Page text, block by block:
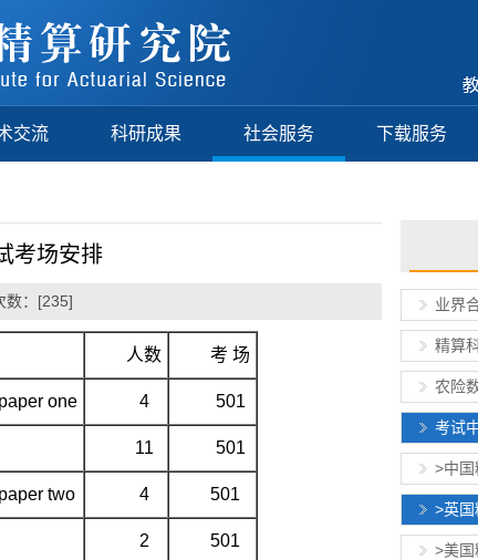
交流 科研成果 社会服务 下载服务
考场安排
数：[235]
人数 考 场
one 4 501
11 501
two 4 501
2 501
业界
精算
农险
考试
>中
>英
>美